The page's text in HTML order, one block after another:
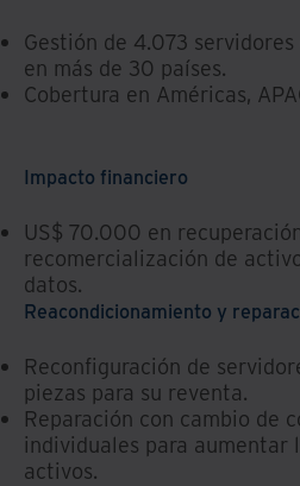
Gestión de 4.073
en más de 30 países.
Cobertura en Américas,
Impacto financiero
US$ 70.000 en
recomercialización de
datos.
Reacondicionamiento y
Reconfiguración de
piezas para su reventa.
Reparación con cambio de
individuales para aumentar
activos.